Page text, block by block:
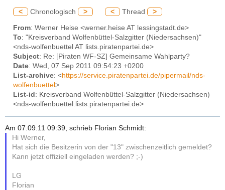
< Chronologisch > < Thread >
From: Werner Heise <werner.heise AT lessingstadt.de>
To: "Kreisverband Wolfenbüttel-Salzgitter (Niedersachsen)"
<nds-wolfenbuettel AT lists.piratenpartei.de>
Subject: Re: [Piraten WF-SZ] Gemeinsame Wahlparty?
Date: Wed, 07 Sep 2011 09:54:23 +0200
List-archive: <https://service.piratenpartei.de/pipermail/nds-
wolfenbuettel >
List-id : Kreisverband Wolfenbüttel-Salzgitter (Niedersachsen)
<nds-wolfenbuettel.lists.piratenpartei.de>
Am 07.09.11 09:39, schrieb Florian Schmidt:
Hi Werner,
Hat sich die Besitzerin von der "13" zwischenzeitlich gemeldet?
Kann jetzt offiziell eingeladen werden? ;-)
LG
Florian